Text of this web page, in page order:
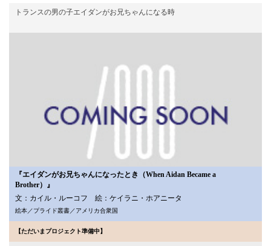
トランスの男の子エイダンがお兄ちゃんになる時
『エイダンがお兄ちゃんになったとき（When Aidan Became a
Brother）』
文：カイル・ルーコフ 絵：ケイラニ・ホアニータ
絵本／プライド叢書／アメリカ合衆国
【ただいまプロジェクト準備中】